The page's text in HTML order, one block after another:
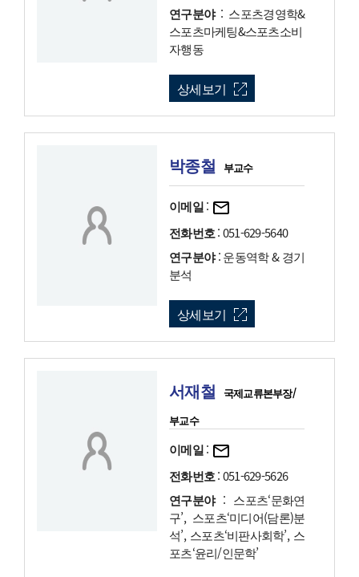
연구분야: 스포츠경영학&
스포츠마케팅&스포츠소비
자행동
상세보기
박종철 부교수
이메일:
전화번호: 051-629-5640
연구분야: 운동역학 & 경기
분석
상세보기
서재철
국제교류본부장/
부교수
이메일:
전화번호: 051-629-5626
연구분야: 스포츠‘문화연
구’, 스포츠‘미디어(담론)분
석’, 스포츠‘비판사회학’, 스
포츠‘윤리/인문학’